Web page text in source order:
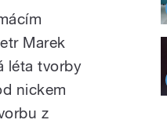
Marek
léta tvorby
nickem
z